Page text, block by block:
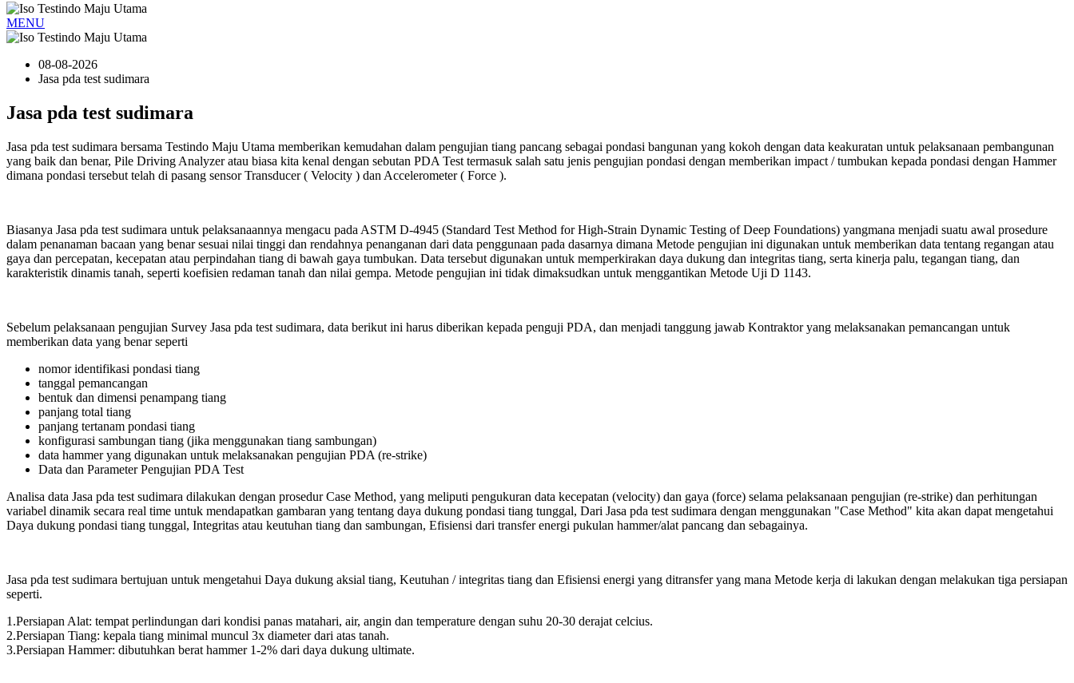
MENU
08-08-2026
Jasa pda test sudimara
Jasa pda test sudimara
Jasa pda test sudimara bersama Testindo Maju Utama memberikan kemudahan dalam pengujian tiang pancang sebagai pondasi bangunan yang kokoh dengan data keakuratan untuk pelaksanaan pembangunan
yang baik dan benar, Pile Driving Analyzer atau biasa kita kenal dengan sebutan PDA Test termasuk salah satu jenis pengujian pondasi dengan memberikan impact / tumbukan kepada pondasi dengan Hammer
dimana pondasi tersebut telah di pasang sensor Transducer ( Velocity ) dan Accelerometer ( Force ).
Biasanya Jasa pda test sudimara untuk pelaksanaannya mengacu pada ASTM D-4945 (Standard Test Method for High-Strain Dynamic Testing of Deep Foundations) yangmana menjadi suatu awal prosedure
dalam penanaman bacaan yang benar sesuai nilai tinggi dan rendahnya penanganan dari data penggunaan pada dasarnya dimana Metode pengujian ini digunakan untuk memberikan data tentang regangan atau
gaya dan percepatan, kecepatan atau perpindahan tiang di bawah gaya tumbukan. Data tersebut digunakan untuk memperkirakan daya dukung dan integritas tiang, serta kinerja palu, tegangan tiang, dan
karakteristik dinamis tanah, seperti koefisien redaman tanah dan nilai gempa. Metode pengujian ini tidak dimaksudkan untuk menggantikan Metode Uji D 1143.
Sebelum pelaksanaan pengujian Survey Jasa pda test sudimara, data berikut ini harus diberikan kepada penguji PDA, dan menjadi tanggung jawab Kontraktor yang melaksanakan pemancangan untuk
memberikan data yang benar seperti
nomor identifikasi pondasi tiang
tanggal pemancangan
bentuk dan dimensi penampang tiang
panjang total tiang
panjang tertanam pondasi tiang
konfigurasi sambungan tiang (jika menggunakan tiang sambungan)
data hammer yang digunakan untuk melaksanakan pengujian PDA (re-strike)
Data dan Parameter Pengujian PDA Test
Analisa data Jasa pda test sudimara dilakukan dengan prosedur Case Method, yang meliputi pengukuran data kecepatan (velocity) dan gaya (force) selama pelaksanaan pengujian (re-strike) dan perhitungan
variabel dinamik secara real time untuk mendapatkan gambaran yang tentang daya dukung pondasi tiang tunggal, Dari Jasa pda test sudimara dengan menggunakan "Case Method" kita akan dapat mengetahui
Daya dukung pondasi tiang tunggal, Integritas atau keutuhan tiang dan sambungan, Efisiensi dari transfer energi pukulan hammer/alat pancang dan sebagainya.
Jasa pda test sudimara bertujuan untuk mengetahui Daya dukung aksial tiang, Keutuhan / integritas tiang dan Efisiensi energi yang ditransfer yang mana Metode kerja di lakukan dengan melakukan tiga persiapan
seperti.
1.Persiapan Alat: tempat perlindungan dari kondisi panas matahari, air, angin dan temperature dengan suhu 20-30 derajat celcius.
2.Persiapan Tiang: kepala tiang minimal muncul 3x diameter dari atas tanah.
3.Persiapan Hammer: dibutuhkan berat hammer 1-2% dari daya dukung ultimate.